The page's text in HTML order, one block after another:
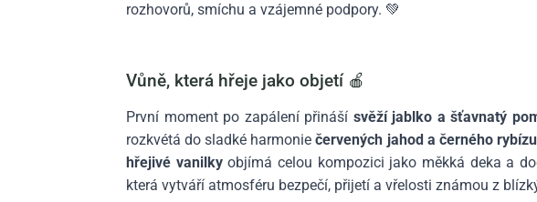
rozhovorů, smíchu a vzájemné podpory. 💚
Vůně, která hřeje jako objetí 🍎
První moment po zapálení přináší svěží jablko a šťavnatý
rozkvétá do sladké harmoniečervených jahod a černého rybízu
hřejivé vanilkyobjímá celou kompozici jako měkká deka a
která vytváří atmosféru bezpečí, přijetí a vřelosti známou z